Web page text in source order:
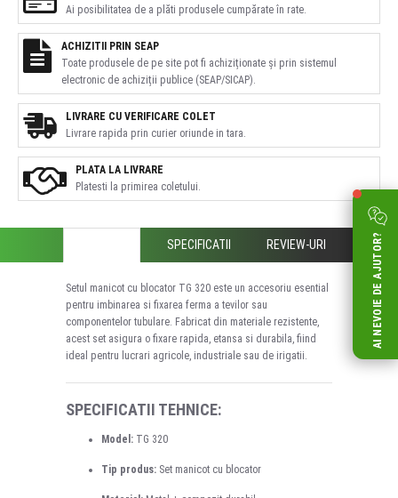
PLATA LA LIVRARE
Platesti la primirea coletului.
LIVRARE CU VERIFICARE COLET
Livrare rapida prin curier oriunde in tara.
Ai posibilitatea de a plăti produsele cumpărate în rate.
ACHIZITII PRIN SEAP
Toate produsele de pe site pot fi achiziționate și prin sistemul
electronic de achiziții publice (SEAP/SICAP).
SPECIFICATII REVIEW-URI
Setul manicot cu blocator TG 320 este un accesoriu esential
pentru imbinarea si fixarea ferma a tevilor sau
componentelor tubulare. Fabricat din materiale rezistente,
acest set asigura o fixare rapida, etansa si durabila, fiind
ideal pentru lucrari agricole, industriale sau de irigatii.
SPECIFICATII TEHNICE:
Model: TG 320
Tip produs: Set manicot cu blocator
AI NEVOIE DE AJUTOR?